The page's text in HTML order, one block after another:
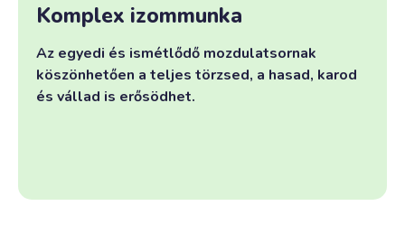
Komplex izommunka
Az egyedi és ismétlődő mozdulatsornak
köszönhetően a teljes törzsed, a hasad, karod
és vállad is erősödhet.